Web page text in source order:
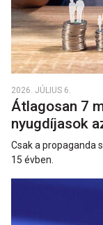
2026. JÚLIUS 6.
Átlagosan 7
nyugdíjasok
Csak a propaganda
15 évben.